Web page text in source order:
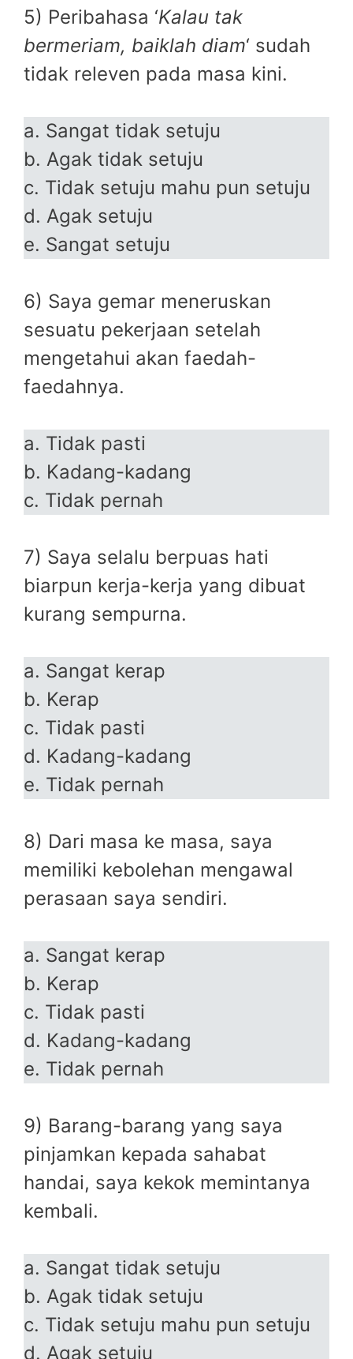
5) Peribahasa ‘Kalau tak
bermeriam, baiklah diam‘ sudah
tidak releven pada masa kini.
a. Sangat tidak setuju
b. Agak tidak setuju
c. Tidak setuju mahu pun setuju
d. Agak setuju
e. Sangat setuju
6) Saya gemar meneruskan
sesuatu pekerjaan setelah
mengetahui akan faedah-
faedahnya.
a. Tidak pasti
b. Kadang-kadang
c. Tidak pernah
7) Saya selalu berpuas hati
biarpun kerja-kerja yang dibuat
kurang sempurna.
a. Sangat kerap
b. Kerap
c. Tidak pasti
d. Kadang-kadang
e. Tidak pernah
8) Dari masa ke masa, saya
memiliki kebolehan mengawal
perasaan saya sendiri.
a. Sangat kerap
b. Kerap
c. Tidak pasti
d. Kadang-kadang
e. Tidak pernah
9) Barang-barang yang saya
pinjamkan kepada sahabat
handai, saya kekok memintanya
kembali.
a. Sangat tidak setuju
b. Agak tidak setuju
c. Tidak setuju mahu pun setuju
d. Agak setuju